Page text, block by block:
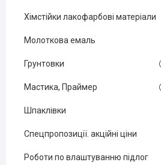
Хімстійки лакофарбові матеріали
Молоткова емаль
Грунтовки
Мастика, Праймер
Шпаклівки
Спецпропозиції. акційні ціни
Роботи по влаштуванню підлог